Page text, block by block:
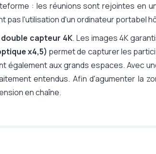
numérique
Oui, manuel
: les réunions sont rejointes en
pas l'utilisation d'un ordinateur portabel
double capteur 4K. Les images 4K
x4,5) permet de capturer les
également aux grands espaces. Avec
entendus. Afin d'agumenter la
en chaîne.